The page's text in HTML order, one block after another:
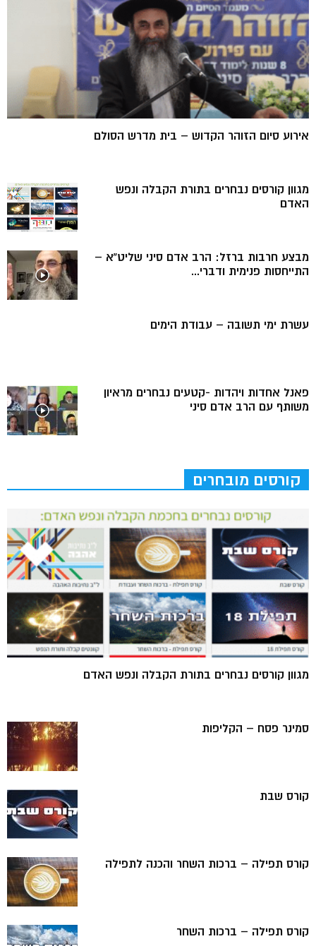
אירוע סיום הזוהר הקדוש – בית מדרש הסולם
מגוון קורסים נבחרים בתורת הקבלה ונפש
האדם
מבצע חרבות ברזל: הרב אדם סיני שליט”א –
התייחסות פנימית ודברי...
עשרת ימי תשובה – עבודת הימים
פאנל אחדות ויהדות -קטעים נבחרים מראיון
משותף עם הרב אדם סיני
קורסים מובחרים
מגוון קורסים נבחרים בתורת הקבלה ונפש האדם
סמינר פסח – הקליפות
קורס שבת
קורס תפילה – ברכות השחר והכנה לתפילה
קורס תפילה – ברכות השחר